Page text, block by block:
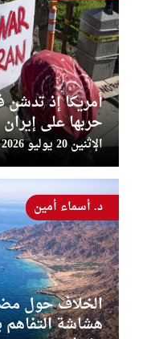
أمريكا إذ
حربها على إيران
الإثنين 20 يوليو 2026 - 10:31:59
الخلاف حول
هشاشة التفاهم
د. أسماء أمين